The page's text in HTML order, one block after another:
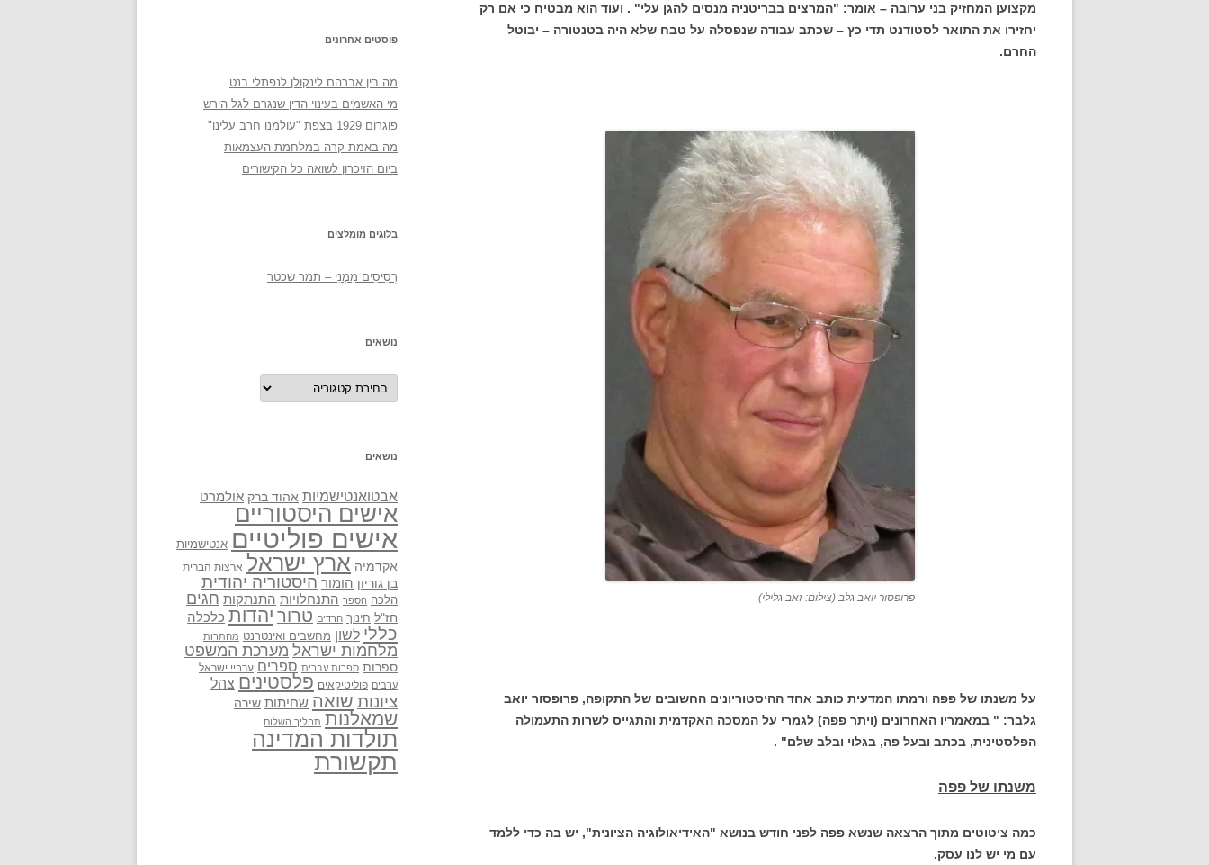
מקצוען המחזיק בני ערובה – אומר: "המרצים בבריטניה מנסים להגן עלי" . ועוד הוא מבטיח כי אם רק
יחזירו את התואר לסטודנט תדי כץ – שכתב עבודה שנפסלה על טבח שלא היה בטנטורה – יבוטל
החרם.
פרופסור יואב גלב (צילום: זאב גלילי)
על משנתו של פפה ורמתו המדעית כותב אחד ההיסטוריונים החשובים של התקופה, פרופסור יואב
גלבר: " במאמריו האחרונים (ויתר פפה) לגמרי על המסכה האקדמית והתגייס לשרות התעמולה
הפלסטינית, בכתב ובעל פה, בגלוי ובלב שלם" .
משנתו של פפה
כמה ציטוטים מתוך הרצאה שנשא פפה לפני חודש בנושא "האידיאולוגיה הציונית", יש בה כדי ללמד
עם מי יש לנו עסק.
פוסטים אחרונים
מה בין אברהם לינקולן לנפתלי בנט
מי האשמים בעינוי הדין שנגרם לגל הירש
פוגרום 1929 בצפת "עולמנו חרב עלינו"
מה באמת קרה במלחמת העצמאות
ביום הזיכרון לשואה כל הקישורים
בלוגים מומלצים
רְסִיסִים מִמֶנִי – תמר שכטר
נושאים
נושאים
נושאים
אבטואנטישמיות אהוד ברק אולמרט
אישים היסטוריים
אישים פוליטיים אנטישמיות
אקדמיה ארץ ישראל ארצות הברית
בן גוריון הומור היסטוריה יהודית
הלכה הספר התנחלויות התנתקות חגים
חז"ל חינוך חרדים טרור יהדות כלכלה
כללי לשון מחשבים ואינטרנט מחתרות
מלחמות ישראל מערכת המשפט
ספרות ספרות עברית ספרים ערביי ישראל
ערבים פוליטיקאים פלסטינים צהל
ציונות שואה שחיתות שירה
שמאלנות תהליך השלום
תולדות המדינה
תקשורת